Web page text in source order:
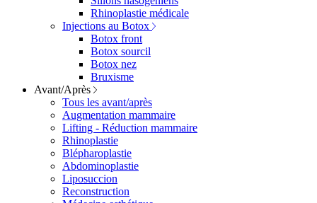
Rhinoplastie médicale
Injections au Botox
Botox front
Botox sourcil
Botox nez
Bruxisme
Avant/Après
Tous les avant/après
Augmentation mammaire
Lifting - Réduction mammaire
Rhinoplastie
Blépharoplastie
Abdominoplastie
Liposuccion
Reconstruction